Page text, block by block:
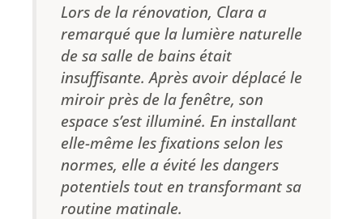
Lors de la rénovation, Clara a
remarqué que la lumière naturelle
de sa salle de bains était
insuffisante. Après avoir déplacé le
miroir près de la fenêtre, son
espace s’est illuminé. En installant
elle-même les fixations selon les
normes, elle a évité les dangers
potentiels tout en transformant sa
routine matinale.